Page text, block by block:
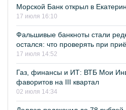
Морской Банк открыл в
17 июля 16:10
Фальшивые банкноты стали
остался: что проверять при
17 июля 14:52
Газ, финансы и ИТ: ВТБ Мои
фаворитов на III квартал
02 июля 14:34